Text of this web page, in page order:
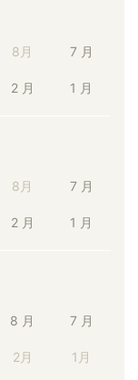
8月 7 月
2 月 1 月
8月 7 月
2 月 1 月
8 月 7 月
2月 1月